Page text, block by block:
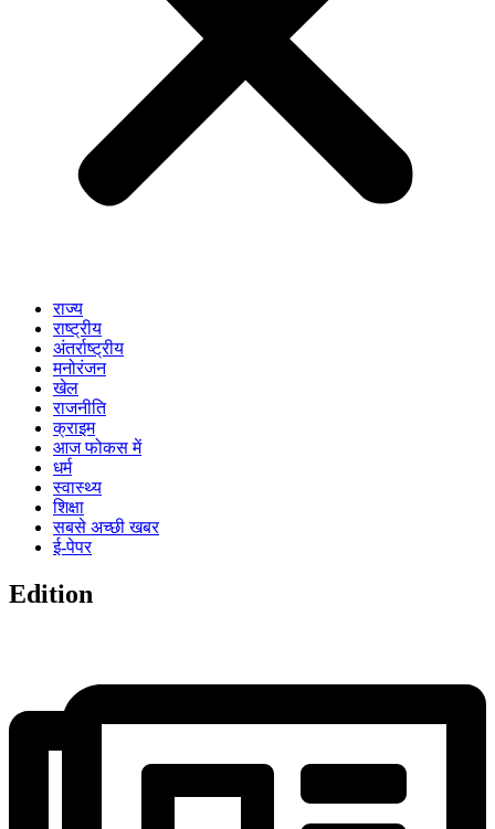
राज्य
राष्ट्रीय
अंतर्राष्ट्रीय
मनोरंजन
खेल
राजनीति
क्राइम
आज फोकस में
धर्म
स्वास्थ्य
शिक्षा
सबसे अच्छी खबर
ई-पेपर
Edition